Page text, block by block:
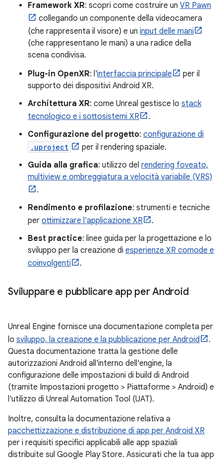
Framework XR: scopri come costruire un VR Pawn
collegando un componente della videocamera
(che rappresenta il visore) e un input delle mani
(che rappresentano le mani) a una radice della
scena condivisa.
Plug-in OpenXR: l'interfaccia principale
per il
supporto dei dispositivi Android XR.
Architettura XR: come Unreal gestisce lo stack
tecnologico e i sottosistemi XR
.
Configurazione del progetto: configurazione di
.uproject
per il rendering spaziale.
Guida alla grafica: utilizzo del rendering foveato,
multiview e ombreggiatura a velocità variabile (VRS)
.
Rendimento e profilazione: strumenti e tecniche
per ottimizzare l'applicazione XR
.
Best practice: linee guida per la progettazione e lo
sviluppo per la creazione di esperienze XR comode e
coinvolgenti
.
Sviluppare e pubblicare app per Android
Unreal Engine fornisce una documentazione completa per
lo sviluppo, la creazione e la pubblicazione per Android
.
Questa documentazione tratta la gestione delle
autorizzazioni Android all'interno dell'engine, la
configurazione delle impostazioni di build di Android
(tramite Impostazioni progetto > Piattaforme > Android) e
l'utilizzo di Unreal Automation Tool (UAT).
Inoltre, consulta la documentazione relativa a
pacchettizzazione e distribuzione di app per Android XR
per i requisiti specifici applicabili alle app spaziali
distribuite sul Google Play Store. Assicurati che la tua app